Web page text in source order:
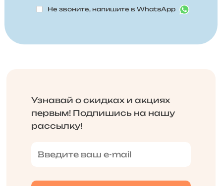
Не звоните, напишите в WhatsApp
Узнавай о скидках и акциях
первым! Подпишись на нашу
рассылку!